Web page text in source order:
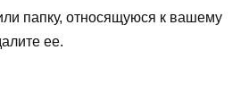
папку, относящуюся к вашему
ее.